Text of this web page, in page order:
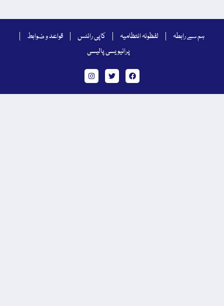
سے رابطہ لفظونہ انتظامیہ کاپی رائٹس
قواعد و ضوابط
پرائیویسی پالیسی